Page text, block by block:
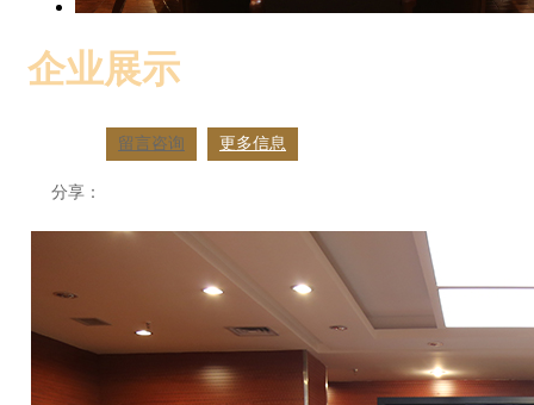
企业展示
留言咨询 更多信息
分享：